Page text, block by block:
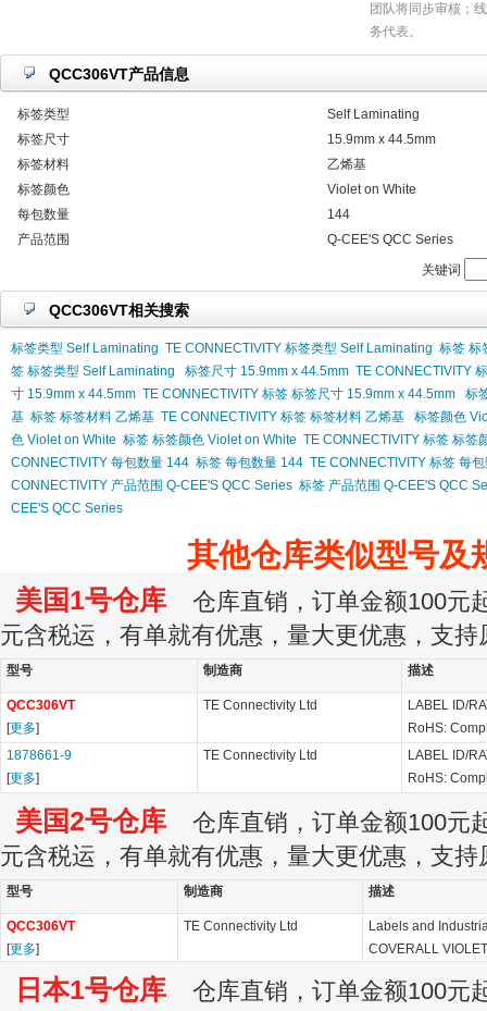
团队将同步审核；
务代表。
QCC306VT产品信息
标签类型
Self Laminating
标签尺寸
15.9mm x 44.5mm
标签材料
乙烯基
标签颜色
Violet on White
每包数量
144
产品范围
Q-CEE'S QCC Series
关键词
QCC306VT相关搜索
标签类型 Self Laminating TE CONNECTIVITY 标签类型 Self Laminating 标签 标
签 标签类型 Self Laminating
标签尺寸 15.9mm x 44.5mm TE CONNECTIVITY
寸 15.9mm x 44.5mm TE CONNECTIVITY 标签 标签尺寸 15.9mm x 44.5mm
标
基 标签 标签材料 乙烯基 TE CONNECTIVITY 标签 标签材料 乙烯基
标签颜色
色 Violet on White 标签 标签颜色 Violet on White TE CONNECTIVITY 标签 标签
CONNECTIVITY 每包数量 144 标签 每包数量 144 TE CONNECTIVITY 标签 每
CONNECTIVITY 产品范围 Q-CEE'S QCC Series 标签 产品范围 Q-CEE'S QCC
CEE'S QCC Series
其他仓库类似型号及
美国1号仓库 仓库直销，订单金额100元
元含税运，有单就有优惠，量大更优惠，支持
型号 制造商 描述
QCC306VT
[更多]
TE Connectivity Ltd
LABEL ID/
RoHS:
1878661-9
[更多]
TE Connectivity Ltd
LABEL ID/
RoHS:
美国2号仓库 仓库直销，订单金额100元
元含税运，有单就有优惠，量大更优惠，支持
型号 制造商 描述
QCC306VT
[更多]
TE Connectivity Ltd
Labels and
COVERALL
日本1号仓库 仓库直销，订单金额100元